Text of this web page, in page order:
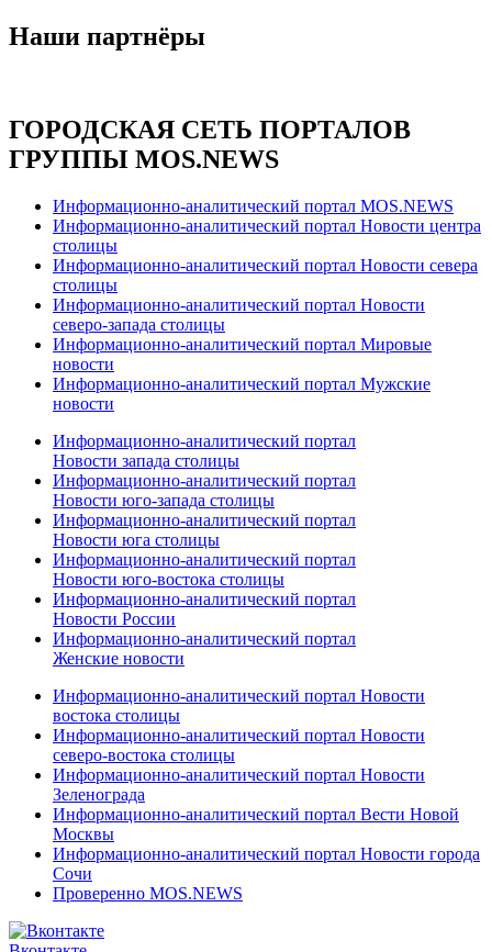
Наши партнёры
ГОРОДСКАЯ СЕТЬ ПОРТАЛОВ
ГРУППЫ MOS.NEWS
Информационно-аналитический портал MOS.NEWS
Информационно-аналитический портал Новости центра
столицы
Информационно-аналитический портал Новости севера
столицы
Информационно-аналитический портал Новости
северо-запада столицы
Информационно-аналитический портал Мировые
новости
Информационно-аналитический портал Мужские
новости
Информационно-аналитический портал
Новости запада столицы
Информационно-аналитический портал
Новости юго-запада столицы
Информационно-аналитический портал
Новости юга столицы
Информационно-аналитический портал
Новости юго-востока столицы
Информационно-аналитический портал
Новости России
Информационно-аналитический портал
Женские новости
Информационно-аналитический портал Новости
востока столицы
Информационно-аналитический портал Новости
северо-востока столицы
Информационно-аналитический портал Новости
Зеленограда
Информационно-аналитический портал Вести Новой
Москвы
Информационно-аналитический портал Новости города
Сочи
Проверенно MOS.NEWS